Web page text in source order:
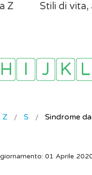
Z Stili di
Z S Sindrome
01 Aprile